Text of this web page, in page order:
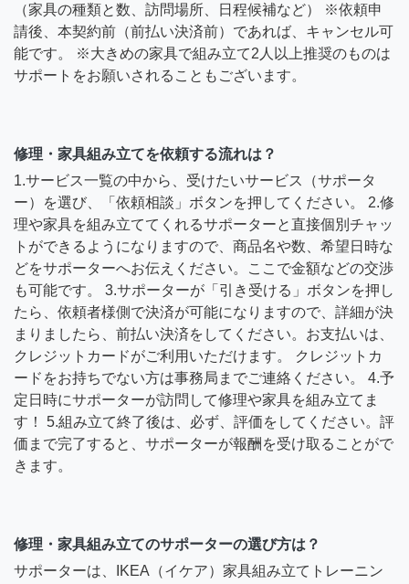
（家具の種類と数、訪問場所、日程候補など） ※依頼申
請後、本契約前（前払い決済前）であれば、キャンセル可
能です。 ※大きめの家具で組み立て2人以上推奨のものは
サポートをお願いされることもございます。
修理・家具組み立てを依頼する流れは？
1.サービス一覧の中から、受けたいサービス（サポータ
ー）を選び、「依頼相談」ボタンを押してください。 2.修
理や家具を組み立ててくれるサポーターと直接個別チャッ
トができるようになりますので、商品名や数、希望日時な
どをサポーターへお伝えください。ここで金額などの交渉
も可能です。 3.サポーターが「引き受ける」ボタンを押し
たら、依頼者様側で決済が可能になりますので、詳細が決
まりましたら、前払い決済をしてください。お支払いは、
クレジットカードがご利用いただけます。 クレジットカ
ードをお持ちでない方は事務局までご連絡ください。 4.予
定日時にサポーターが訪問して修理や家具を組み立てま
す！ 5.組み立て終了後は、必ず、評価をしてください。評
価まで完了すると、サポーターが報酬を受け取ることがで
きます。
修理・家具組み立てのサポーターの選び方は？
サポーターは、IKEA（イケア）家具組み立てトレーニン